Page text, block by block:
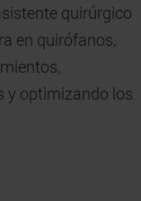
quirúrgico
en quirófanos,
y optimizando los